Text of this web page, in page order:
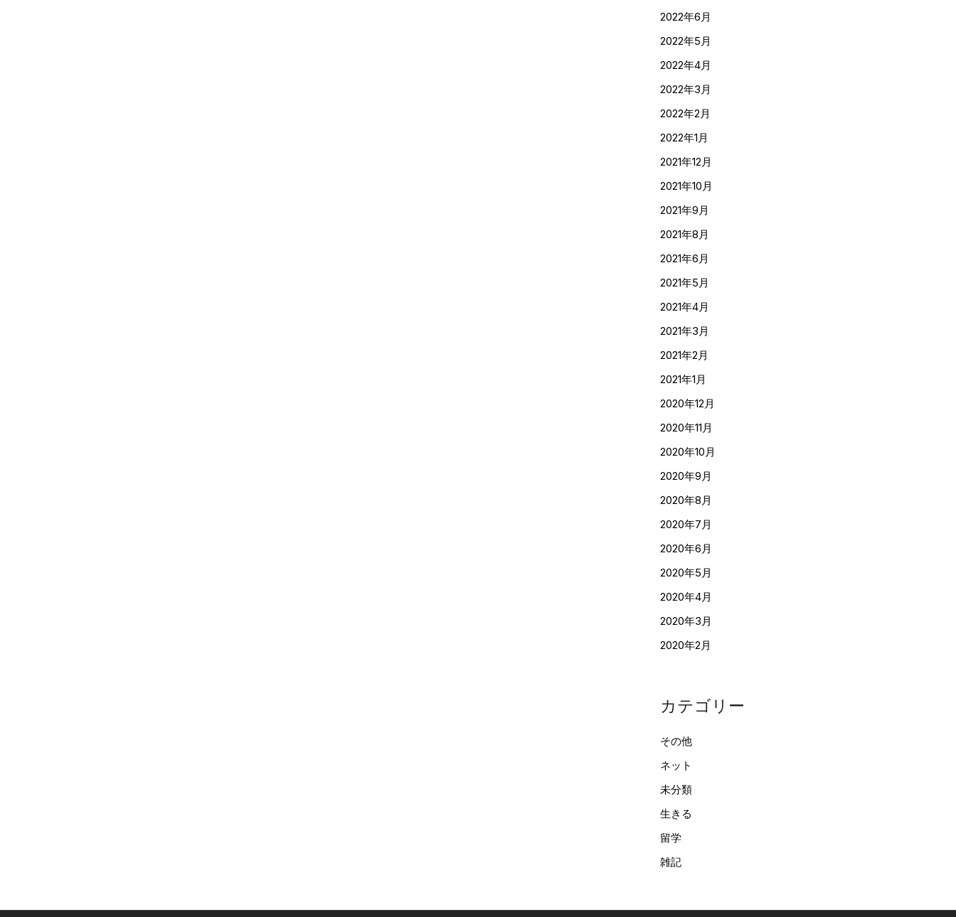
2022年6月
2022年5月
2022年4月
2022年3月
2022年2月
2022年1月
2021年12月
2021年10月
2021年9月
2021年8月
2021年6月
2021年5月
2021年4月
2021年3月
2021年2月
2021年1月
2020年12月
2020年11月
2020年10月
2020年9月
2020年8月
2020年7月
2020年6月
2020年5月
2020年4月
2020年3月
2020年2月
カテゴリー
その他
ネット
未分類
生きる
留学
雑記